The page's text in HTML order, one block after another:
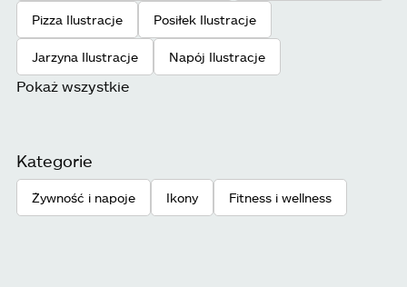
Pizza Ilustracje Posiłek Ilustracje
Jarzyna Ilustracje Napój Ilustracje
Pokaż wszystkie
Kategorie
Żywność i napoje Ikony Fitness i wellness